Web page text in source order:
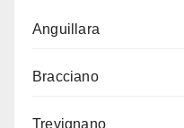
Anguillara
Bracciano
Trevignano